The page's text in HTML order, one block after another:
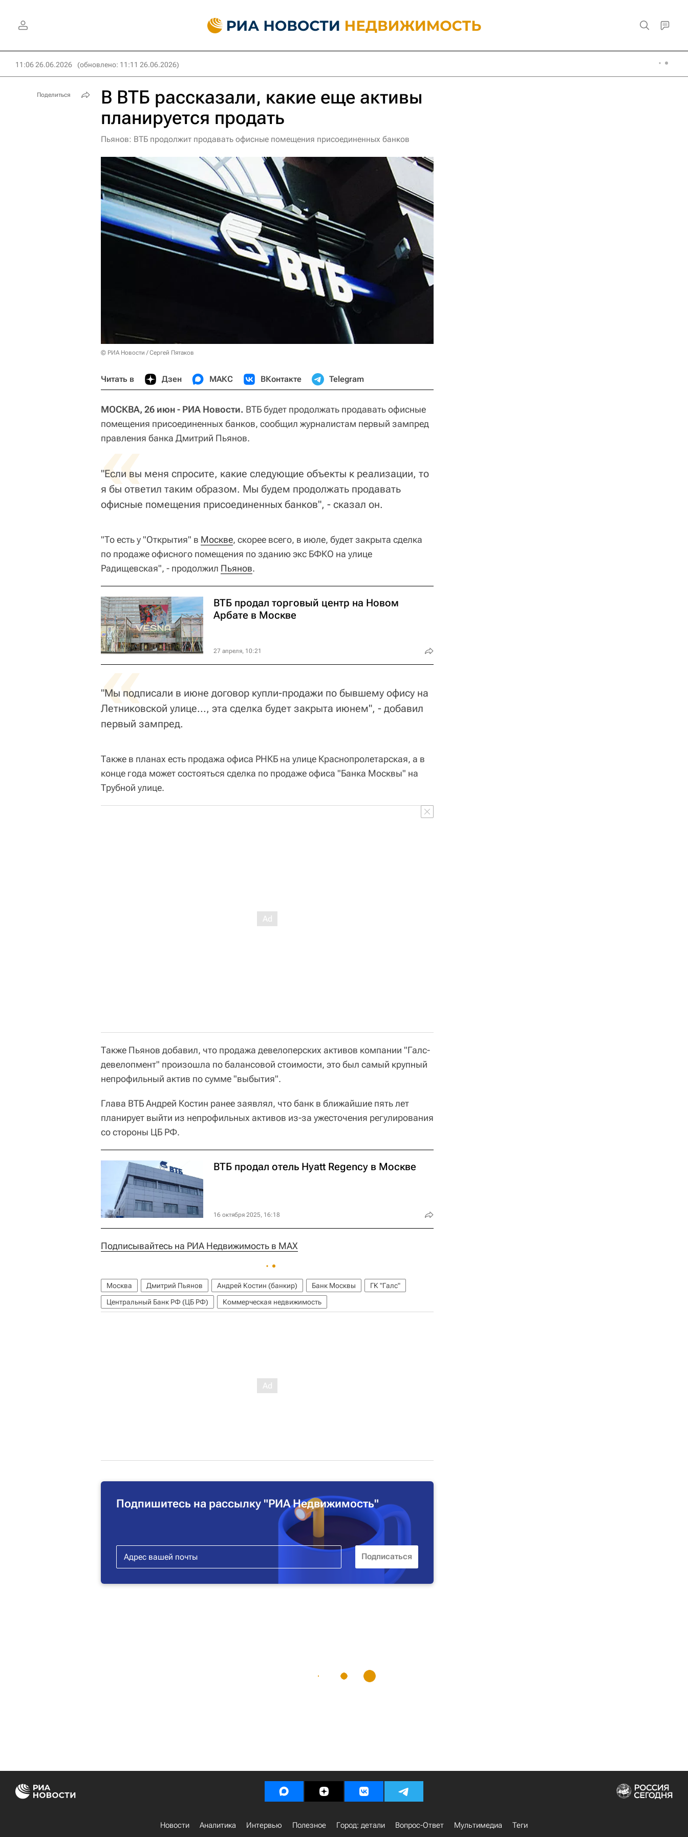
11:06 26.06.2026 (обновлено: 11:11 26.06.2026)
В ВТБ рассказали, какие еще активы
планируется продать
Пьянов: ВТБ продолжит продавать офисные помещения присоединенных банков
© РИА Новости / Сергей Пятаков
Читать в Дзен МАКС ВКонтакте Telegram
МОСКВА, 26 июн - РИА Новости. ВТБ будет продолжать продавать офисные
помещения присоединенных банков, сообщил журналистам первый зампред
правления банка Дмитрий Пьянов.
«
"Если вы меня спросите, какие следующие объекты к реализации, то
я бы ответил таким образом. Мы будем продолжать продавать
офисные помещения присоединенных банков", - сказал он.
"То есть у "Открытия" в Москве, скорее всего, в июле, будет закрыта сделка
по продаже офисного помещения по зданию экс БФКО на улице
Радищевская", - продолжил Пьянов.
ВТБ продал торговый центр на Новом
Арбате в Москве
27 апреля, 10:21
«
"Мы подписали в июне договор купли-продажи по бывшему офису на
Летниковской улице..., эта сделка будет закрыта июнем", - добавил
первый зампред.
Также в планах есть продажа офиса РНКБ на улице Краснопролетарская, а в
конце года может состояться сделка по продаже офиса "Банка Москвы" на
Трубной улице.
Также Пьянов добавил, что продажа девелоперских активов компании "Галс-
девелопмент" произошла по балансовой стоимости, это был самый крупный
непрофильный актив по сумме "выбытия".
Глава ВТБ Андрей Костин ранее заявлял, что банк в ближайшие пять лет
планирует выйти из непрофильных активов из-за ужесточения регулирования
со стороны ЦБ РФ.
ВТБ продал отель Hyatt Regency в Москве
16 октября 2025, 16:18
Подписывайтесь на РИА Недвижимость в MAX
Москва Дмитрий Пьянов Андрей Костин (банкир) Банк Москвы
ГК "Галс"
Центральный Банк РФ (ЦБ РФ)
Коммерческая недвижимость
Подпишитесь на рассылку "РИА Недвижимость"
Поделиться
Новости Аналитика Интервью Полезное Город: детали Вопрос-Ответ Мультимедиа Теги